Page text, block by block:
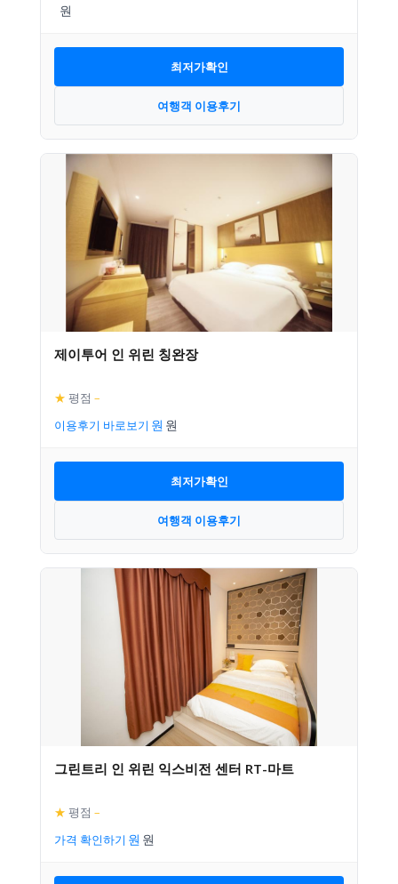
최저가확인
여행객 이용후기
제이투어 인 위린 칭완장
★ 평점 –
이용후기 바로보기
최저가확인
여행객 이용후기
그린트리 인 위린 익스비전 센터 RT-마트
★ 평점 –
가격 확인하기